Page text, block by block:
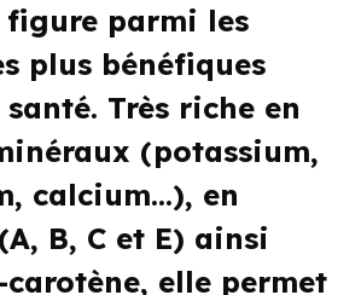
figure parmi les
plus bénéfiques
Très riche en
(potassium,
calcium…), en
B, C et E) ainsi
carotène, elle permet